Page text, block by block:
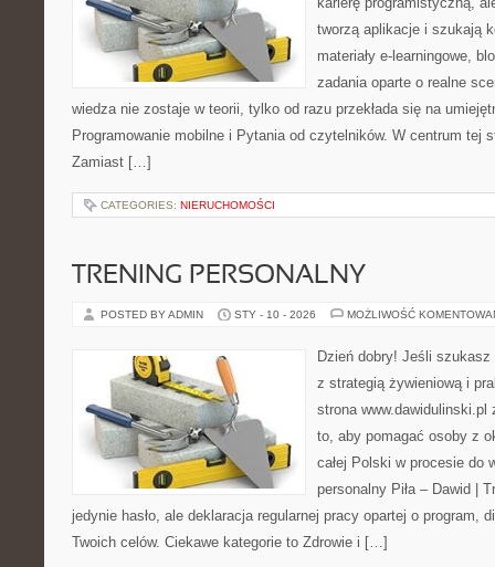
tworzą aplikacje i szukają
materiały e-learningowe,
zadania oparte o realne
wiedza nie zostaje w teorii, tylko od razu przekłada się na
Programowanie mobilne i Pytania od czytelników. W centrum tej
Zamiast […]
CATEGORIES: NIERUCHOMOŚCI
TRENING PERSONALNY
POSTED BY ADMIN STY - 10 - 2026 MOŻLIWOŚĆ
Dzień dobry! Jeśli
z strategią żywieniową i
strona www.dawidulinski.pl
to, aby pomagać osoby z
całej Polski w procesie do
personalny Piła – Dawid |
jedynie hasło, ale deklaracja regularnej pracy opartej o program,
Twoich celów. Ciekawe kategorie to Zdrowie i […]